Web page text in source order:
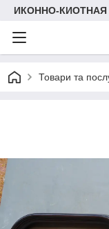
ИКОННО-
Товари та